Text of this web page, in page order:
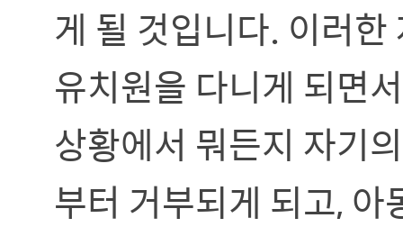
게 될 것입니다. 이러
유치원을 다니게 되면
상황에서 뭐든지 자기
부터 거부되게 되고,